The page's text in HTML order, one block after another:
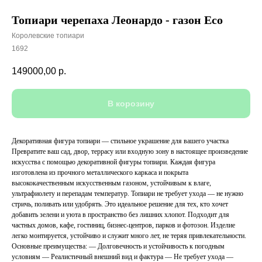
Топиари черепаха Леонардо - газон Eco
Королевские топиари
1692
149000,00 р.
В корозину
Декоративная фигура топиари — стильное украшение для вашего участка
Превратите ваш сад, двор, террасу или входную зону в настоящее произведение
искусства с помощью декоративной фигуры топиари. Каждая фигура
изготовлена из прочного металлического каркаса и покрыта
высококачественным искусственным газоном, устойчивым к влаге,
ультрафиолету и перепадам температур. Топиари не требует ухода — не нужно
стричь, поливать или удобрять. Это идеальное решение для тех, кто хочет
добавить зелени и уюта в пространство без лишних хлопот. Подходит для
частных домов, кафе, гостиниц, бизнес-центров, парков и фотозон. Изделие
легко монтируется, устойчиво и служит много лет, не теряя привлекательности.
Основные преимущества: — Долговечность и устойчивость к погодным
условиям — Реалистичный внешний вид и фактура — Не требует ухода —